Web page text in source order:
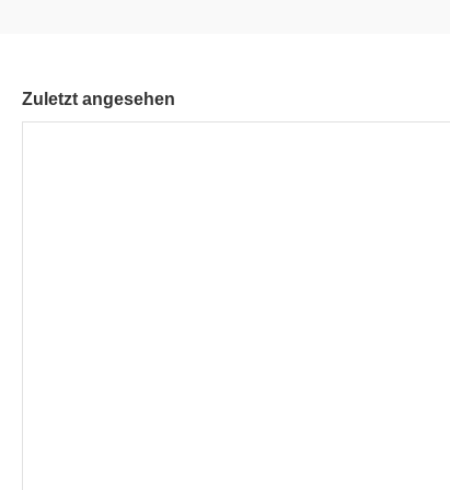
Zuletzt angesehen